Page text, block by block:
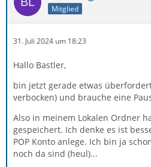
Mitglied
31. Juli 2024 um 18:23
Hallo Bastler,
bin jetzt gerade etwas
verbocken) und brauche eine
Also in meinem Lokalen Ordner
gespeichert. Ich denke es ist
POP Konto anlege. Ich bin ja
noch da sind (heul)...